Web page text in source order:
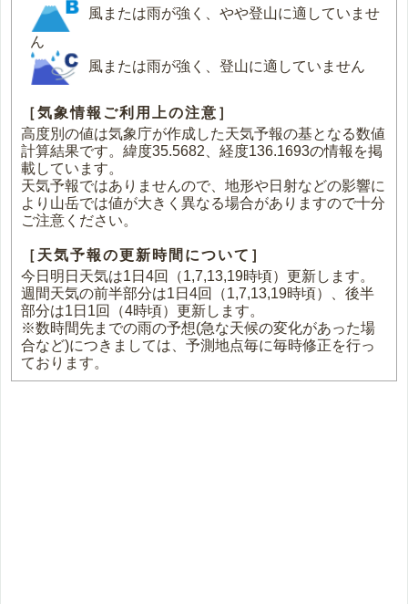
風または雨が強く、やや登山に適していませ
ん
風または雨が強く、登山に適していません
［気象情報ご利用上の注意］
高度別の値は気象庁が作成した天気予報の基となる数値
計算結果です。緯度35.5682、経度136.1693の情報を掲
載しています。
天気予報ではありませんので、地形や日射などの影響に
より山岳では値が大きく異なる場合がありますので十分
ご注意ください。
［天気予報の更新時間について］
今日明日天気は1日4回（1,7,13,19時頃）更新します。
週間天気の前半部分は1日4回（1,7,13,19時頃）、後半
部分は1日1回（4時頃）更新します。
※数時間先までの雨の予想(急な天候の変化があった場
合など)につきましては、予測地点毎に毎時修正を行っ
ております。